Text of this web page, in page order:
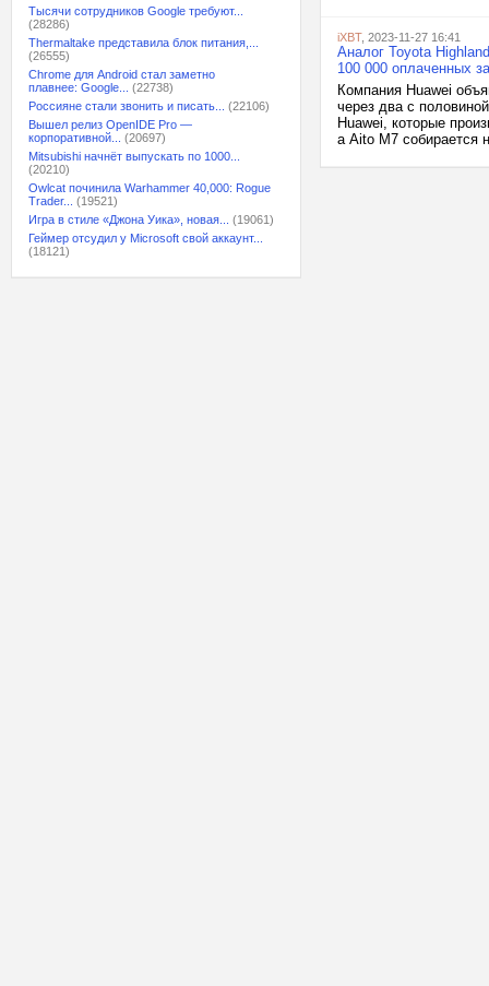
Тысячи сотрудников Google требуют...
(28286)
Thermaltake представила блок питания,...
(26555)
Chrome для Android стал заметно
плавнее: Google...
(22738)
Россияне стали звонить и писать...
(22106)
Вышел релиз OpenIDE Pro —
корпоративной...
(20697)
Mitsubishi начнёт выпускать по 1000...
(20210)
Owlcat починила Warhammer 40,000: Rogue
Trader...
(19521)
Игра в стиле «Джона Уика», новая...
(19061)
Геймер отсудил у Microsoft свой аккаунт...
(18121)
iXBT, 2023-11-27 16:41
Аналог Toyota
100 000 оплаченных
Компания Huawei
через два с
Huawei, которые
а Aito M7 собирается